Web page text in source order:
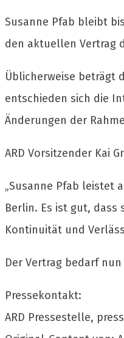
Susanne Pfab bleibt
den aktuellen Vertrag
Üblicherweise beträgt
entschieden sich die
Änderungen der
ARD Vorsitzender Kai
„Susanne Pfab leistet
Berlin. Es ist gut,
Kontinuität und
Der Vertrag bedarf
Pressekontakt:
ARD Pressestelle,